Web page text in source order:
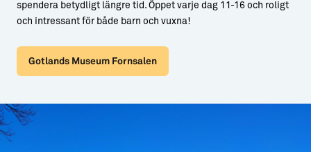
spendera betydligt längre tid. Öppet varje dag 11-16 och roligt
och intressant för både barn och vuxna!
Gotlands Museum Fornsalen